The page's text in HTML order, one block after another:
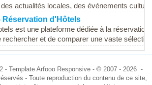
actualités locales, des événements
Réservation d'Hôtels
est une plateforme dédiée à la
rechercher et de comparer une vaste
- Template Arfooo Responsive - © 2007 - 2026 -
- Toute reproduction du contenu de ce site,